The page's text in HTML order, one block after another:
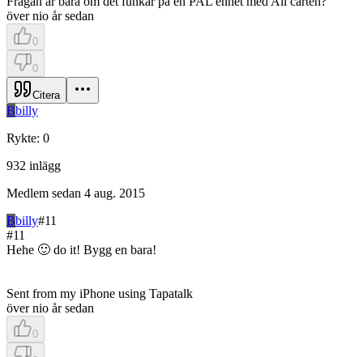
över nio år sedan
0
0
Citera
Bbilly
Rykte: 0
932 inlägg
Medlem sedan 4 aug. 2015
Bbilly#11
#11
Hehe 🙂 do it! Bygg en bara!
Sent from my iPhone using Tapatalk
över nio år sedan
0